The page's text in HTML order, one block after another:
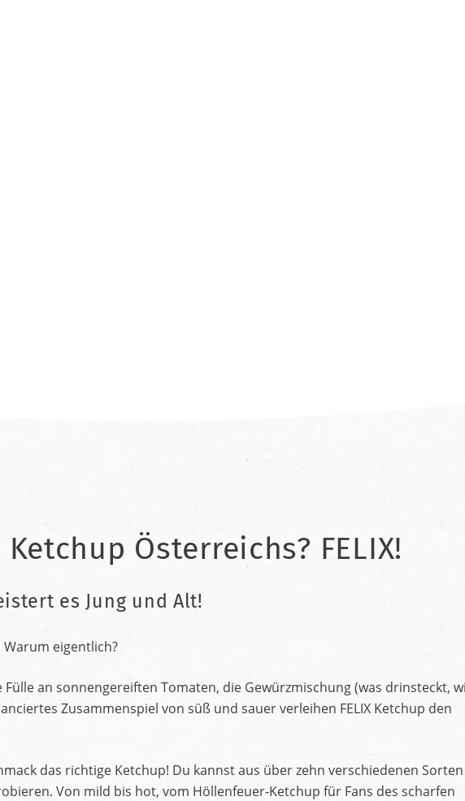
Österreichs? FELIX!
es Jung und Alt!
Warum eigentlich?
Fülle an sonnengereiften Tomaten, die Gewürzmischung (was drinsteckt,
Zusammenspiel von süß und sauer verleihen FELIX Ketchup den
das richtige Ketchup! Du kannst aus über zehn verschiedenen
Von mild bis hot, vom Höllenfeuer-Ketchup für Fans des scharfen